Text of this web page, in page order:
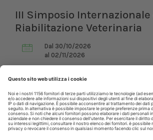
III Simposio Internazionale
Riabilitazione Veterinaria
Dal 30/10/2026
al 02/11/2026